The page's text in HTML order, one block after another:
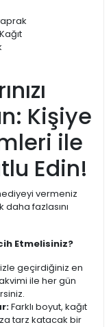
Kişiye
ile
Edin!
vermeniz
daha fazlasını
Etmelisiniz?
geçirdiğiniz en
ile her gün
Farklı boyut, kağıt
tarz katacak bir